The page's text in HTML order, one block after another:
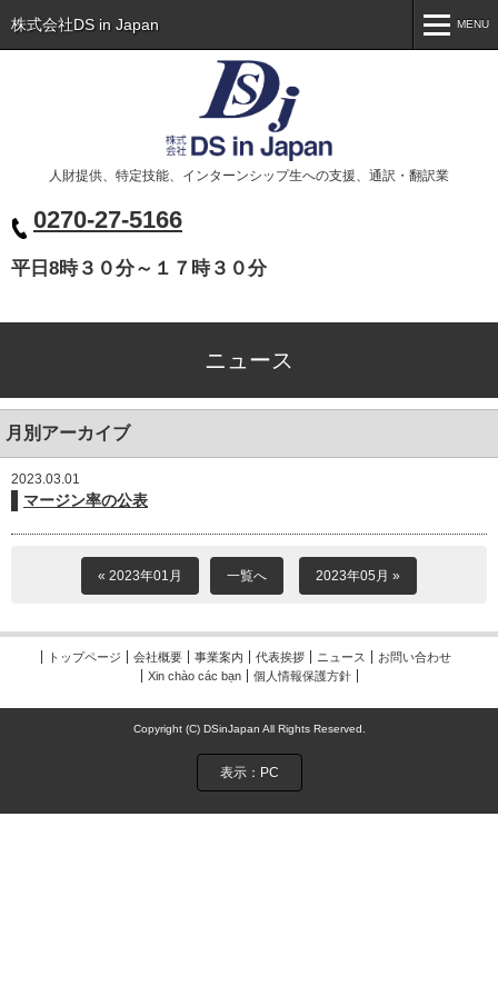
株式会社DS in Japan
人財提供、特定技能、インターンシップ生への支援、通訳・翻訳業
0270-27-5166
平日8時３０分～１７時３０分
MENU
MENU
事業案内Business
Greeting
ニュース
月別アーカイブ
2023.03.01
マージン率の公表
« 2023年01月 一覧へ 2023年05月 »
トップページ 会社概要 事業案内 代表挨拶 ニュース
お問い合わせ
Xin chào các bạn
個人情報保護方針
Copyright (C) DSinJapan All Rights Reserved.
表示：PC